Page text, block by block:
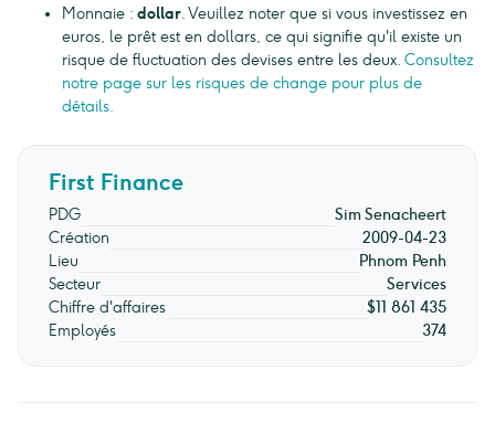
Monnaie : dollar. Veuillez noter que si vous investissez en
euros, le prêt est en dollars, ce qui signifie qu'il existe un
risque de fluctuation des devises entre les deux. Consultez
notre page sur les risques de change pour plus de
détails.
First Finance
PDG
Sim Senacheert
Création
2009-04-23
Lieu
Phnom Penh
Secteur
Services
Chiffre d'affaires
$11 861 435
Employés
374